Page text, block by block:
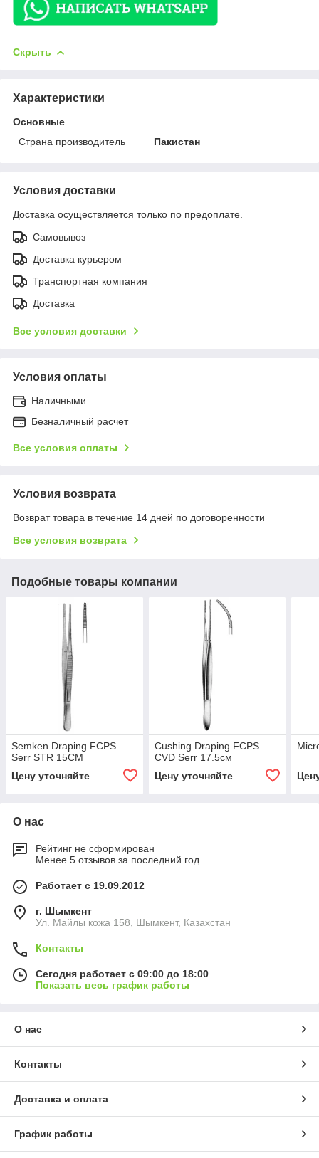
Скрыть
Характеристики
Основные
Страна производитель
Пакистан
Условия доставки
Доставка осуществляется только по предоплате.
Самовывоз
Доставка курьером
Транспортная компания
Доставка
Все условия доставки
Условия оплаты
Наличными
Безналичный расчет
Все условия оплаты
Условия возврата
Возврат товара в течение 14 дней по договоренности
Все условия возврата
Подобные товары компании
Semken Draping FCPS
Serr STR 15CM
Цену уточняйте
Cushing Draping FCPS
CVD Serr 17.5см
Цену уточняйте
О нас
Рейтинг не сформирован
Менее 5 отзывов за последний год
Работает с 19.09.2012
г. Шымкент
Ул. Майлы кожа 158, Шымкент, Казахстан
Контакты
Сегодня работает с 09:00 до 18:00
Показать весь график работы
О нас
Контакты
Доставка и оплата
График работы